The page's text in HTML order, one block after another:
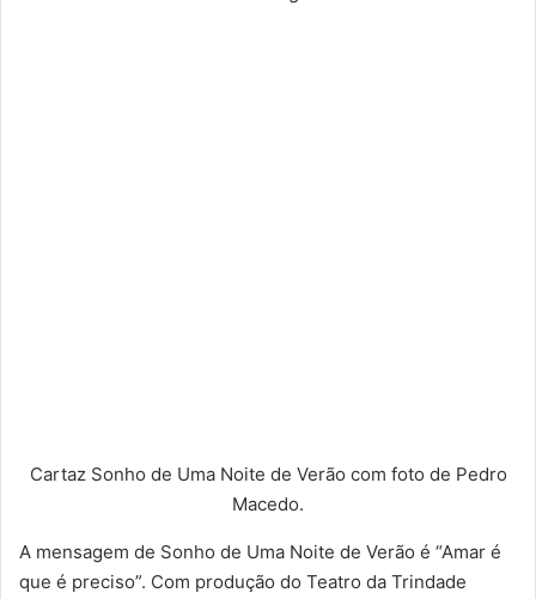
Cartaz Sonho de Uma Noite de Verão com foto de Pedro
Macedo.
A mensagem de Sonho de Uma Noite de Verão é “Amar é
que é preciso”. Com produção do Teatro da Trindade